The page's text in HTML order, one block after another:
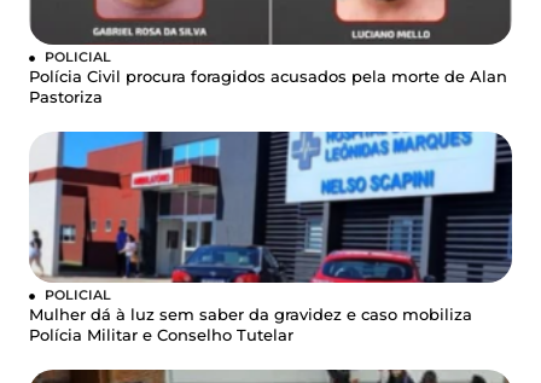
POLICIAL
Polícia Civil procura foragidos acusados pela morte de Alan
Pastoriza
POLICIAL
Mulher dá à luz sem saber da gravidez e caso mobiliza
Polícia Militar e Conselho Tutelar